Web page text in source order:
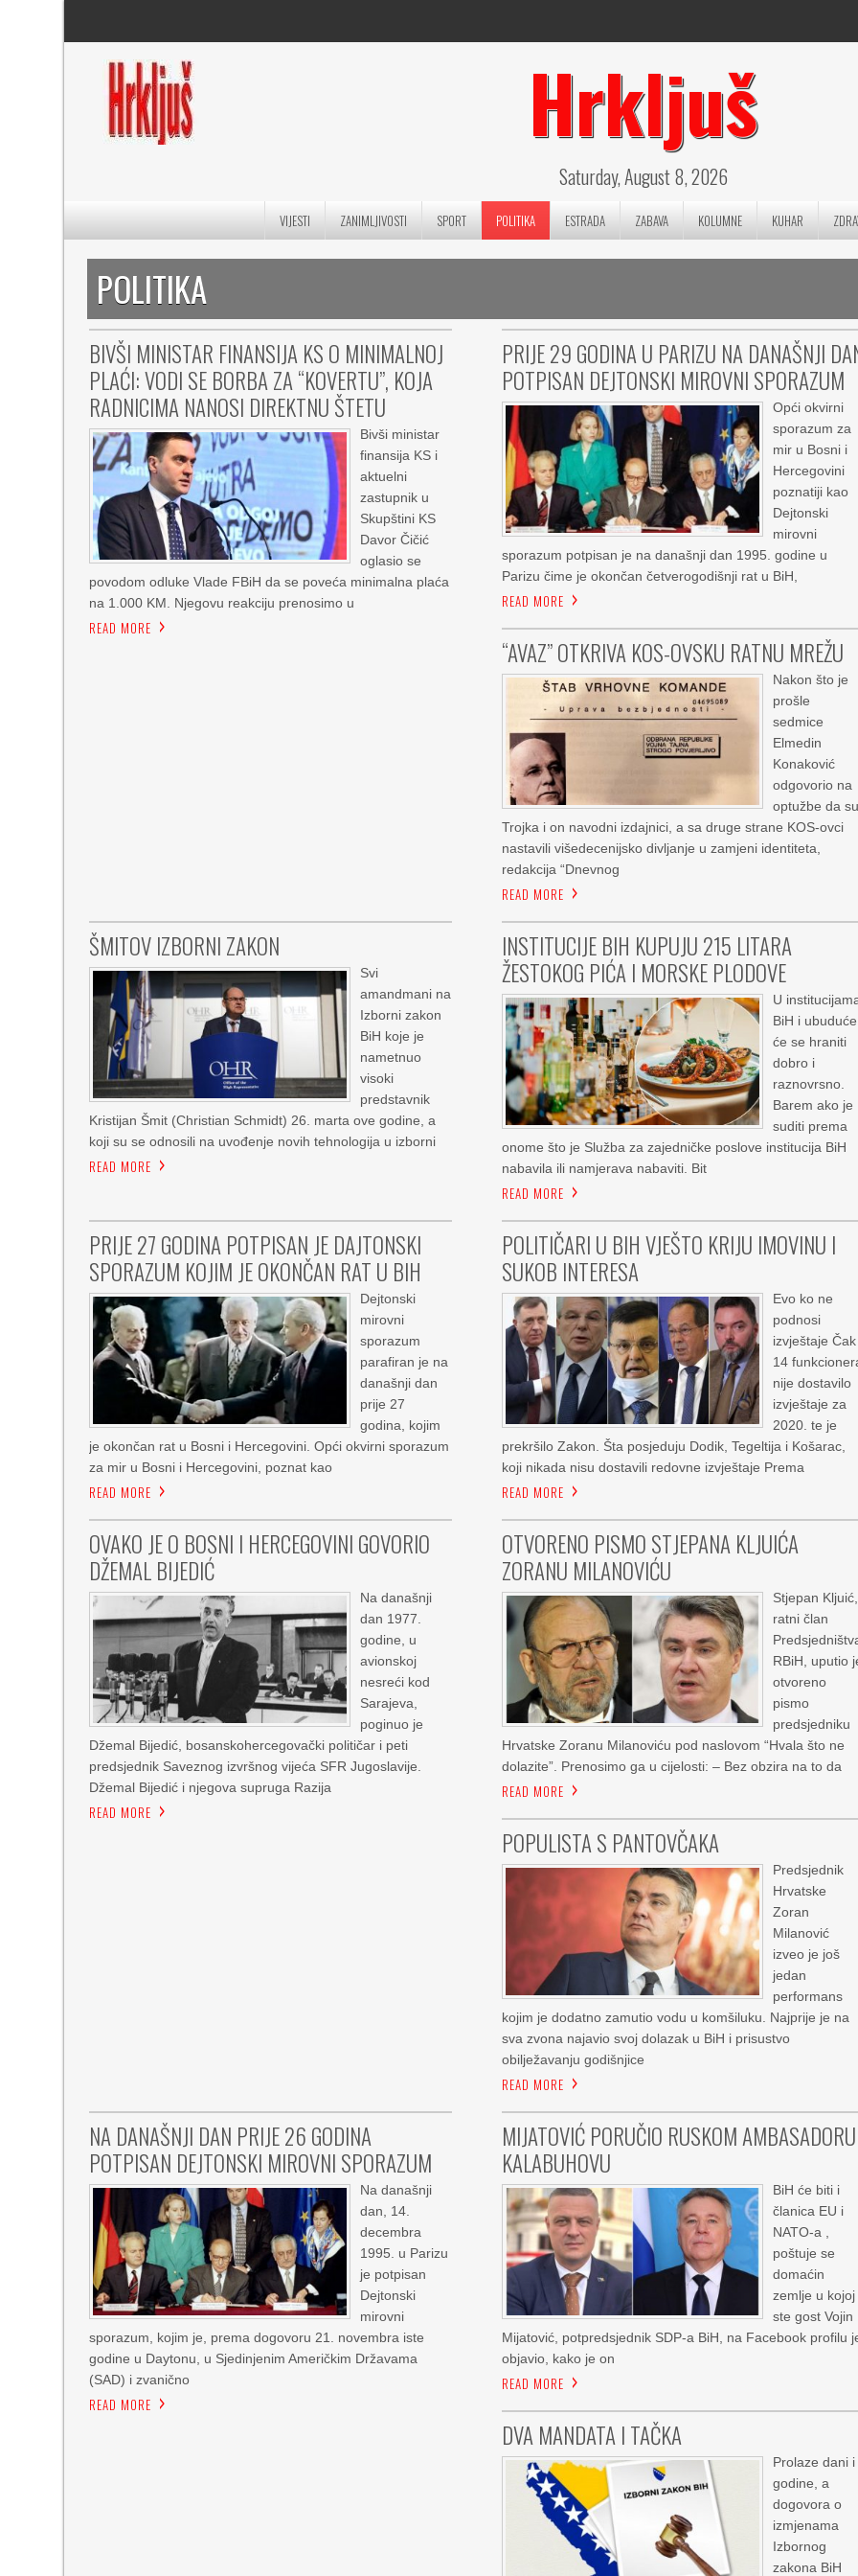
Hrkljuš
Saturday, August 8, 2026
VIJESTI ZANIMLJIVOSTI SPORT POLITIKA ESTRADA ZABAVA KOLUMNE KUHAR
POLITIKA
BIVŠI MINISTAR FINANSIJA KS O MINIMALNOJ
PLAĆI: VODI SE BORBA ZA “KOVERTU”, KOJA
RADNICIMA NANOSI DIREKTNU ŠTETU
Bivši ministar
finansija KS i
aktuelni
zastupnik u
Skupštini KS
Davor Čičić
oglasio se
povodom odluke Vlade FBiH da se poveća minimalna plaća
na 1.000 KM. Njegovu reakciju prenosimo u
READ MORE
PRIJE 29 GODINA U PARIZU NA DANAŠNJI
POTPISAN DEJTONSKI MIROVNI SPORAZUM
Opći okvirni
sporazum za
mir u Bosni i
Hercegovini
poznatiji kao
Dejtonski
mirovni
sporazum potpisan je na današnji dan 1995. godine u
Parizu čime je okončan četverogodišnji rat u BiH,
READ MORE
“AVAZ” OTKRIVA KOS-OVSKU RATNU MREŽU
Nakon što je
prošle
sedmice
Elmedin
Konaković
odgovorio na
optužbe da su
Trojka i on navodni izdajnici, a sa druge strane KOS-ovci
nastavili višedecenijsko divljanje u zamjeni identiteta,
redakcija “Dnevnog
READ MORE
ŠMITOV IZBORNI ZAKON
Svi
amandmani na
Izborni zakon
BiH koje je
nametnuo
visoki
predstavnik
Kristijan Šmit (Christian Schmidt) 26. marta ove godine, a
koji su se odnosili na uvođenje novih tehnologija u izborni
READ MORE
INSTITUCIJE BIH KUPUJU 215 LITARA
ŽESTOKOG PIĆA I MORSKE PLODOVE
U
BiH i ubuduće
će se hraniti
dobro i
raznovrsno.
Barem ako je
suditi prema
onome što je Služba za zajedničke poslove institucija BiH
nabavila ili namjerava nabaviti. Bit
READ MORE
PRIJE 27 GODINA POTPISAN JE DAJTONSKI
SPORAZUM KOJIM JE OKONČAN RAT U BIH
Dejtonski
mirovni
sporazum
parafiran je na
današnji dan
prije 27
godina, kojim
je okončan rat u Bosni i Hercegovini. Opći okvirni sporazum
za mir u Bosni i Hercegovini, poznat kao
READ MORE
POLITIČARI U BIH VJEŠTO KRIJU IMOVINU I
SUKOB INTERESA
Evo ko ne
podnosi
izvještaje Čak
14
nije dostavilo
izvještaje za
2020. te je
prekršilo Zakon. Šta posjeduju Dodik, Tegeltija i Košarac,
koji nikada nisu dostavili redovne izvještaje Prema
READ MORE
OVAKO JE O BOSNI I HERCEGOVINI GOVORIO
DŽEMAL BIJEDIĆ
Na današnji
dan 1977.
godine, u
avionskoj
nesreći kod
Sarajeva,
poginuo je
Džemal Bijedić, bosanskohercegovački političar i peti
predsjednik Saveznog izvršnog vijeća SFR Jugoslavije.
Džemal Bijedić i njegova supruga Razija
READ MORE
OTVORENO PISMO STJEPANA KLJUIĆA
ZORANU MILANOVIĆU
Stjepan Kljuić,
ratni član
RBiH, uputio
otvoreno
pismo
predsjedniku
Hrvatske Zoranu Milanoviću pod naslovom “Hvala što ne
dolazite”. Prenosimo ga u cijelosti: – Bez obzira na to da
READ MORE
POPULISTA S PANTOVČAKA
Predsjednik
Hrvatske
Zoran
Milanović
izveo je još
jedan
performans
kojim je dodatno zamutio vodu u komšiluku. Najprije je na
sva zvona najavio svoj dolazak u BiH i prisustvo
obilježavanju godišnjice
READ MORE
NA DANAŠNJI DAN PRIJE 26 GODINA
POTPISAN DEJTONSKI MIROVNI SPORAZUM
Na današnji
dan, 14.
decembra
1995. u Parizu
je potpisan
Dejtonski
mirovni
sporazum, kojim je, prema dogovoru 21. novembra iste
godine u Daytonu, u Sjedinjenim Američkim Državama
(SAD) i zvanično
READ MORE
MIJATOVIĆ PORUČIO RUSKOM AMBASADORU
KALABUHOVU
BiH će biti i
članica EU i
NATO-a ,
poštuje se
domaćin
zemlje u kojoj
ste gost Vojin
Mijatović, potpredsjednik SDP-a BiH, na Facebook profilu
objavio, kako je on
READ MORE
DVA MANDATA I TAČKA
Prolaze dani i
godine, a
dogovora o
izmjenama
Izbornog
zakona BiH